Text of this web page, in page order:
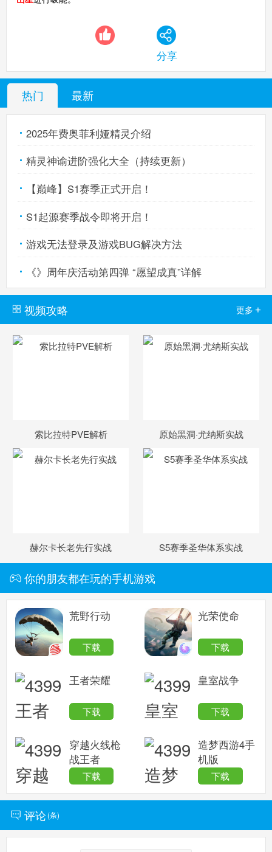
赛尔号手机版 搜 手
分享
热门 最新
2025年费奥菲利娅精灵介绍
精灵神谕进阶强化大全（持续更新）
【巅峰】S1赛季正式开启！
S1起源赛季战令即将开启！
游戏无法登录及游戏BUG解决方法
《》周年庆活动第四弹 “愿望成真”详解
视频攻略 更多 +
索比拉特PVE解析 原始黑洞·尤纳斯实战
赫尔卡长老先行实战 S5赛季圣华体系实战
你的朋友都在玩的手机游戏
荒野行动
下载
光荣使命
下载
王者荣耀
下载
皇室战争
下载
穿越火线枪
战王者
下载
造梦西游4手
机版
下载
评论(条)